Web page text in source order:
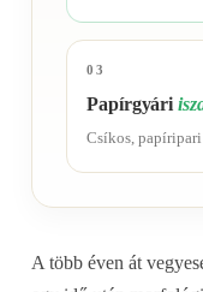
03
Papírgyári
Csíkos,
A több éven át